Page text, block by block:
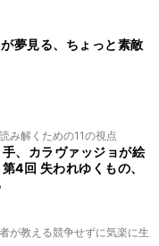
夢見る、ちょっと素敵
み解くための11の視点
、カラヴァッジョが絵
4回 失われゆくもの、
が教える競争せずに気楽に生